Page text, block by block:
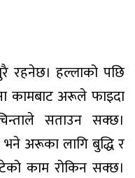
रहनेछ। हल्लाको पछि
कामबाट अरूले फाइदा
सताउन सक्छ।
अरूका लागि बुद्धि र
काम रोकिन सक्छ।